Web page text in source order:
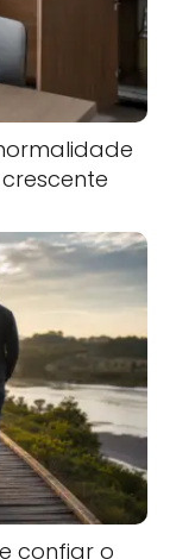
confiar o